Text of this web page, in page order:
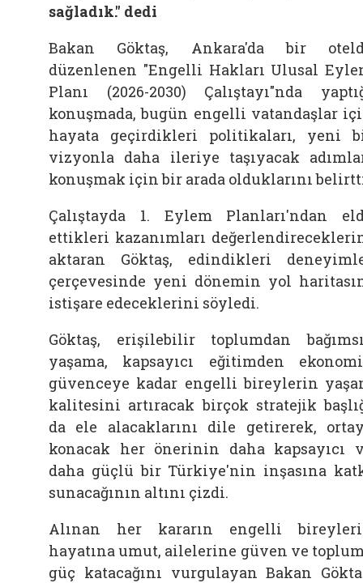
sağladık." dedi
Bakan Göktaş, Ankara'da bir
düzenlenen "Engelli Hakları Ulusal
Planı (2026-2030) Çalıştayı"nda
konuşmada, bugün engelli vatandaşlar
hayata geçirdikleri politikaları, yeni
vizyonla daha ileriye taşıyacak
konuşmak için bir arada olduklarını
Çalıştayda 1. Eylem Planları'ndan
ettikleri kazanımları
aktaran Göktaş, edindikleri
çerçevesinde yeni dönemin yol
istişare edeceklerini söyledi.
Göktaş, erişilebilir toplumdan
yaşama, kapsayıcı eğitimden
güvenceye kadar engelli bireylerin
kalitesini artıracak birçok stratejik
da ele alacaklarını dile getirerek,
konacak her önerinin daha kapsayıcı
daha güçlü bir Türkiye'nin inşasına
sunacağının altını çizdi.
Alınan her kararın engelli
hayatına umut, ailelerine güven ve
güç katacağını vurgulayan Bakan